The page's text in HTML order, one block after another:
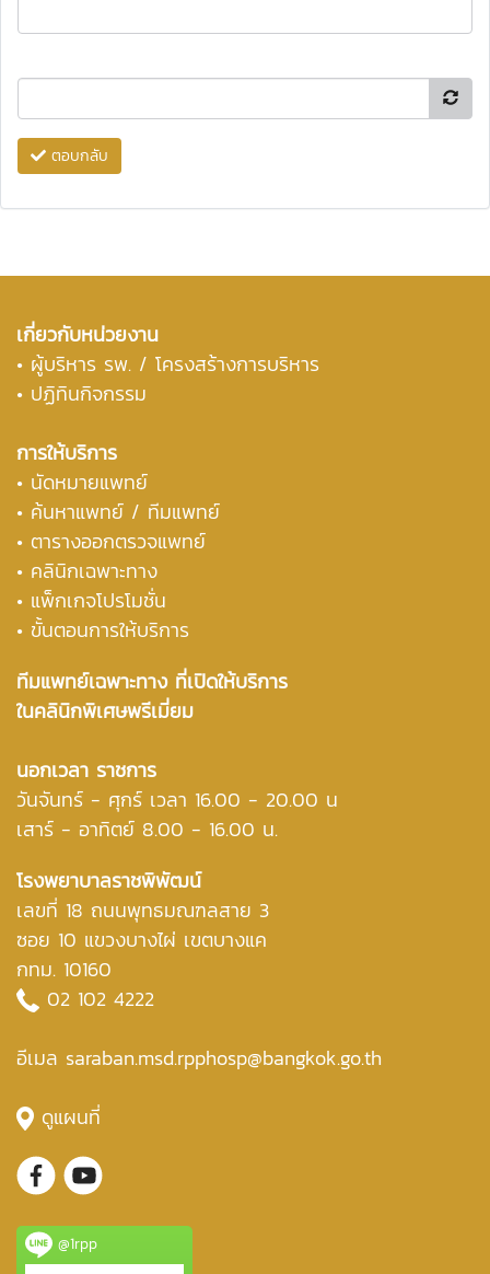
ตอบกลับ
เกี่ยวกับหน่วยงาน
• ผู้บริหาร รพ. / โครงสร้างการบริหาร
• ปฏิทินกิจกรรม
การให้บริการ
• นัดหมายแพทย์
• ค้นหาแพทย์ / ทีมแพทย์
• ตารางออกตรวจแพทย์
• คลินิกเฉพาะทาง
• แพ็กเกจโปรโมชั่น
• ขั้นตอนการให้บริการ
ทีมแพทย์เฉพาะทาง ที่เปิดให้บริการ
ในคลินิกพิเศษพรีเมี่ยม
นอกเวลา ราชการ
วันจันทร์ - ศุกร์ เวลา 16.00 - 20.00 น
เสาร์ - อาทิตย์ 8.00 - 16.00 น.
โรงพยาบาลราชพิพัฒน์
เลขที่ 18 ถนนพุทธมณฑลสาย 3
ซอย 10 แขวงบางไผ่ เขตบางแค
กทม. 10160
02 102 4222
อีเมล saraban.msd.rpphosp@bangkok.go.th
ดูแผนที่
@1rpp